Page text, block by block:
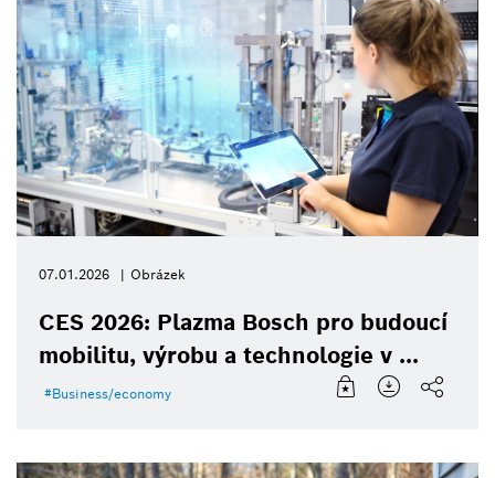
07.01.2026 Obrázek
CES 2026: Plazma Bosch pro budoucí
mobilitu, výrobu a technologie v ...
Business/economy